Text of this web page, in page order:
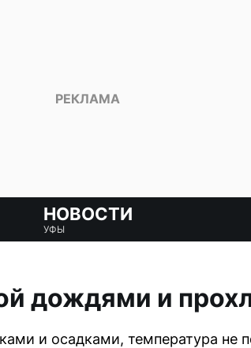
НОВОСТИ
УФЫ
дождями и
и осадками, температура не